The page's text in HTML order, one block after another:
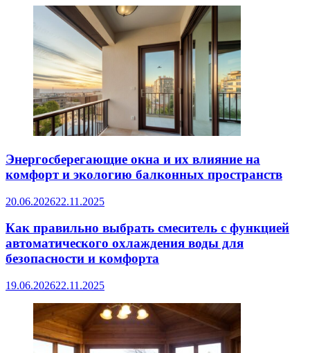
Энергосберегающие окна и их влияние на
комфорт и экологию балконных пространств
20.06.202622.11.2025
Как правильно выбрать смеситель с функцией
автоматического охлаждения воды для
безопасности и комфорта
19.06.202622.11.2025